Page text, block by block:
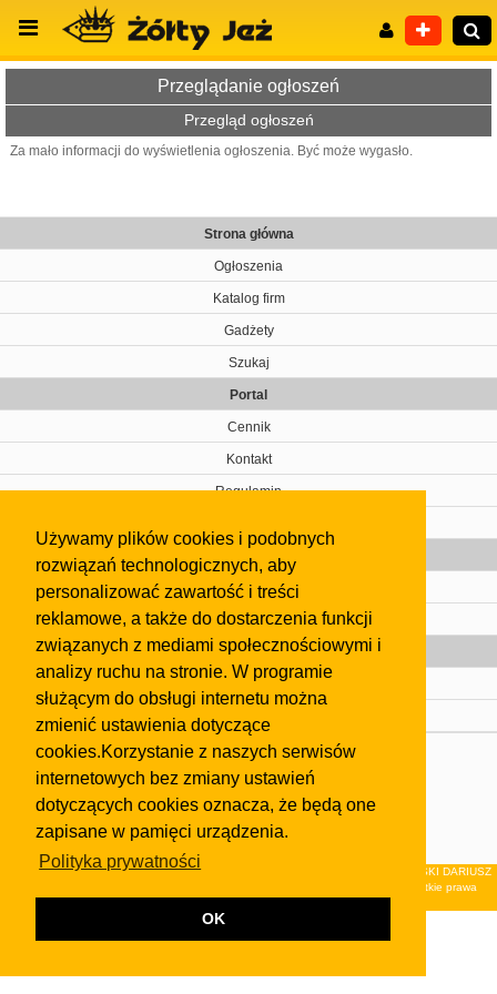
Używamy plików cookies i podobnych
rozwiązań technologicznych, aby
personalizować zawartość i treści
reklamowe, a także do dostarczenia funkcji
związanych z mediami społecznościowymi i
analizy ruchu na stronie. W programie
służącym do obsługi internetu można
zmienić ustawienia dotyczące
cookies.Korzystanie z naszych serwisów
internetowych bez zmiany ustawień
dotyczących cookies oznacza, że będą one
zapisane w pamięci urządzenia.
Polityka prywatności
OK
Przeglądanie ogłoszeń
Przegląd ogłoszeń
Za mało informacji do wyświetlenia ogłoszenia. Być może wygasło.
Strona główna
Ogłoszenia
Katalog firm
Gadżety
Szukaj
Portal
Cennik
Kontakt
Regulamin
Gazeta
Olkusz
Kontakt
Strefa dla biznesu
Biura nieruchomości
Dealerzy i autokomisy
Skontaktuj się z nami
regulaminuiPolityki Prywatności.
Klauzula FB
© 2026Wydawnictwo NEON sp. z o.o. (dawniej: FIRMA NEON MAREK KLUCZEWSKI DARIUSZ
KRAWCZYK s.c.) z siedzibą w Olkuszu, ul.Żuradzka 15, 32-300 Olkusz . Wszystkie prawa